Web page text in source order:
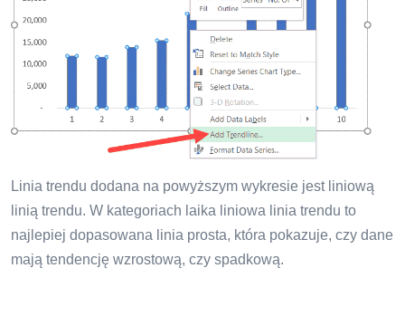
Linia trendu dodana na powyższym wykresie jest liniową
linią trendu. W kategoriach laika liniowa linia trendu to
najlepiej dopasowana linia prosta, która pokazuje, czy dane
mają tendencję wzrostową, czy spadkową.